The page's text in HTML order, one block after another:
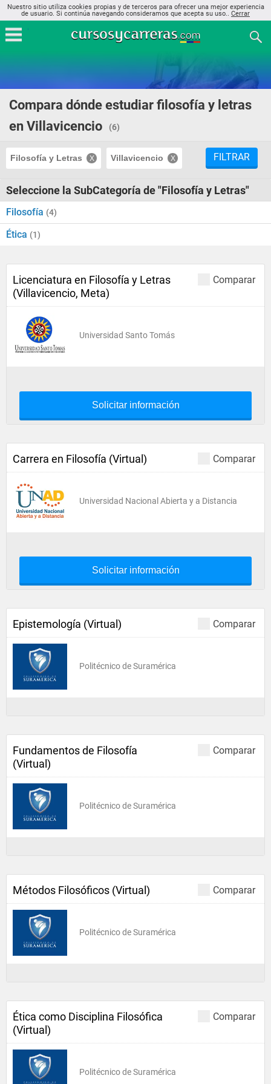
Nuestro sitio utiliza cookies propias y de terceros para ofrecer una mejor experiencia
de usuario. Si continúa navegando consideramos que acepta su uso.. Cerrar
Compara dónde estudiar filosofía y letras
en Villavicencio
(6)
Filosofía y Letras Villavicencio FILTRAR
Seleccione la SubCategoría de "Filosofía y Letras"
Filosofía (4)
Ética (1)
Comparar
Licenciatura en Filosofía y Letras
(Villavicencio, Meta)
Universidad Santo Tomás
Solicitar información
Comparar
Carrera en Filosofía (Virtual)
Universidad Nacional Abierta y a Distancia
Solicitar información
Comparar
Epistemología (Virtual)
Politécnico de Suramérica
Comparar
Fundamentos de Filosofía
(Virtual)
Politécnico de Suramérica
Comparar
Métodos Filosóficos (Virtual)
Politécnico de Suramérica
Comparar
Ética como Disciplina Filosófica
(Virtual)
Politécnico de Suramérica